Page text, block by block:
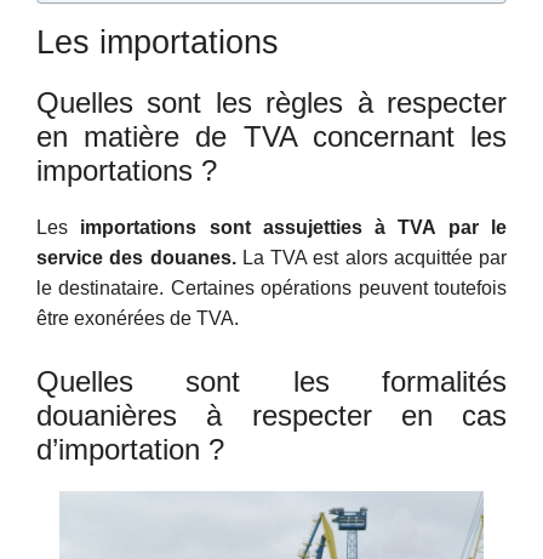
Les importations
Quelles sont les règles à respecter
en matière de TVA concernant les
importations ?
Les importations sont assujetties à TVA par le
service des douanes.La TVA est alors acquittée par
le destinataire. Certaines opérations peuvent toutefois
être exonérées de TVA.
Quelles sont les formalités
douanières à respecter en cas
d’importation ?